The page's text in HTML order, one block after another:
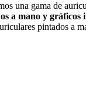
una gama de
a mano y gráficos
pintados a